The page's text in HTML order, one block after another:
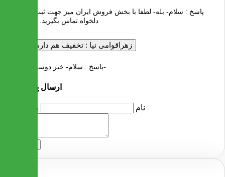
پاسخ : سلام- بله- لطفا با بخش فروش ایران میز جهت ثبت اندازه
دلخواه تماس بگیرید. با تشکر
زهراقوامی نیا : تخفیف هم داره یان؟
پاسخ :سلام- خیر دوست عزیز-
ارسال پرسش
نام پرسش